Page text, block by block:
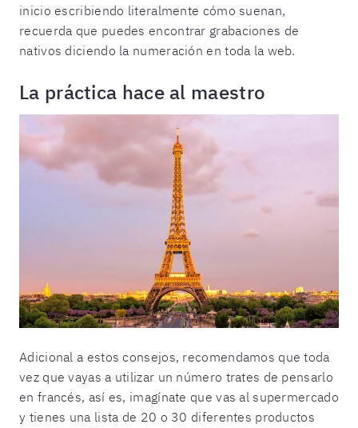
inicio escribiendo literalmente cómo suenan,
recuerda que puedes encontrar grabaciones de
nativos diciendo la numeración en toda la web.
La práctica hace al maestro
Adicional a estos consejos, recomendamos que toda
vez que vayas a utilizar un número trates de pensarlo
en francés, así es, imagínate que vas al supermercado
y tienes una lista de 20 o 30 diferentes productos